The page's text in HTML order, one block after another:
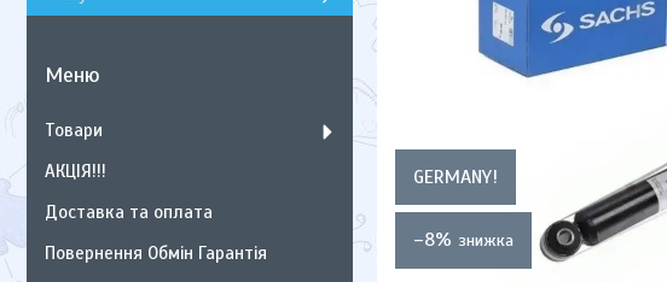
GERMANY!
–8%
Товари
АКЦІЯ!!!
Доставка та оплата
Повернення Обмін Гарантія